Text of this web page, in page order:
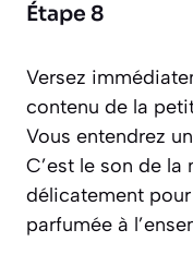
Étape 8
Versez
contenu de la
Vous entendrez
C’est le son de
délicatement
parfumée à